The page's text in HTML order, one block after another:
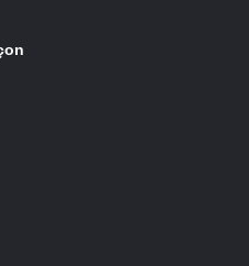
De Votre Location